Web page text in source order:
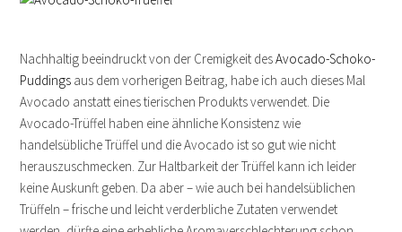
Nachhaltig beeindruckt von der Cremigkeit desAvocado-Schoko-
Puddings aus dem vorherigen Beitrag, habe ich auch dieses Mal
Avocado anstatt eines tierischen Produkts verwendet. Die
Avocado-Trüffel haben eine ähnliche Konsistenz wie
handelsübliche Trüffel und die Avocado ist so gut wie nicht
herauszuschmecken. Zur Haltbarkeit der Trüffel kann ich leider
keine Auskunft geben. Da aber – wie auch bei handelsüblichen
Trüffeln – frische und leicht verderbliche Zutaten verwendet